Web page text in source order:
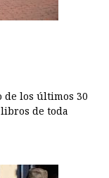
de los últimos 30
de toda